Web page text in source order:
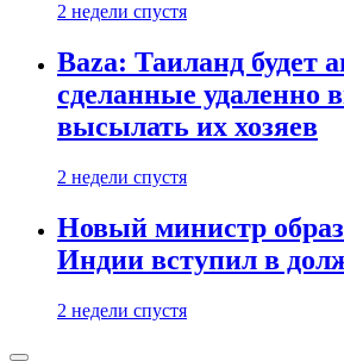
2 недели спустя
Baza: Таиланд будет
сделанные удаленно
высылать их хозяев
2 недели спустя
Новый министр
Индии вступил в
2 недели спустя